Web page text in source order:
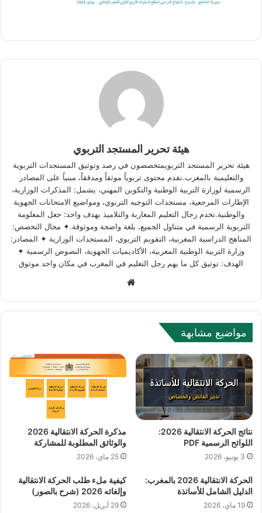
هيئة تحرير المستجد التربوي
هيئة تحرير المستجد التربويمتخصصون في رصد وتوثيق المستجدات التربوية
والتعليمية بالمغرب.نقدم محتوى تربوياً موثقاً ومدققاً، مبنياً على المصادر
الرسمية لوزارة التربية الوطنية والتكوين المهني، يشمل: المذكرات الوزارية،
الإطارات المرجعية، مستجدات التوجيه التربوي، ومواضيع الامتحانات الجهوية
والوطنية.نخدم رجال التعليم المغاربة والتلاميذ بهدف واحد: جعل المعلومة
التربوية الرسمية في متناول الجميع، بلغة واضحة وموثوقة.✦ مجال التخصص:
المناهج الدراسية المغربية، التقويم التربوي، المستجدات الوزارية ✦ المصادر:
وزارة التربية الوطنية المغربية، الأكاديميات الجهوية، النصوص الرسمية ✦
الهدف: توثيق كل ما يهم رجل التعليم في المغرب في مكان واحد موثوق
b
مواضيع مشابهة
نتائج الحركة الانتقالية 2026:
اللوائح الرسمية PDF
3 يونيو، 2026
مذكرة الحركة الانتقالية 2026
والوثائق المطلوبة للمشاركة
25 ماي، 2026
الحركة الانتقالية 2026 بالمغرب:
الدليل الشامل للأساتذة
19 ماي، 2026
كيفية ملء طلب الحركة الانتقالية
وإلغائه 2026 (شرح بالصور)
29 أبريل، 2026